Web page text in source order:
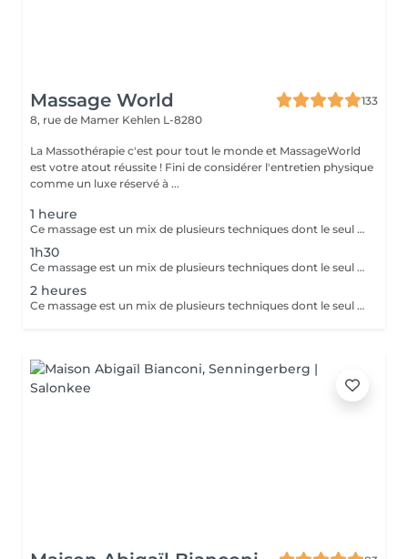
Massage World
133
8, rue de Mamer Kehlen L-8280
La Massothérapie c'est pour tout le monde et MassageWorld
est votre atout réussite ! Fini de considérer l'entretien physique
comme un luxe réservé à ...
1 heure
Ce massage est un mix de plusieurs techniques dont le seul but est : LE RÉSULTAT Chaque mix est étudié et décidé avec vous, car pour améliorer une conséquence, il faut en trouver la cause. Deep Tissue, Myofascial Release, Trigger Point, Scraping Gua-Sha, Cupping Therapy combinées pour une efficacité maximale !! Douleurs chronique ou passagères, augmentation de performances ou récupération, relaxation physique ou mentale, détoxication, drainage, la combinaison ces techniques offrent des possibilités illimitées.
1h30
Ce massage est un mix de plusieurs techniques dont le seul but est : LE RÉSULTAT Chaque mix est étudié et décidé avec vous, car pour améliorer une conséquence, il faut en trouver la cause. Deep Tissue, Myofascial Release, trigger Point, scarping / Gua-Sha, cupping therapy combinées pour une efficacité maximale !! Douleurs chronique ou passagères, augmentation de performances ou récupération, relaxation physique ou mentale, détoxication, drainage, la combinaison de toutes ces techniques est illimitée.
2 heures
Ce massage est un mix de plusieurs techniques dont le seul but est : LE RÉSULTAT Chaque mix est étudié et décidé avec vous, car pour améliorer une conséquence, il faut en trouver la cause. Deep Tissue, Myofascial Release, trigger Point, scarping / Gua-Sha, cupping therapy combinées pour une efficacité maximale !! Douleurs chronique ou passagères, augmentation de performances ou récupération, relaxation physique ou mentale, détoxication, drainage, la combinaison de toutes ces techniques est illimitée.